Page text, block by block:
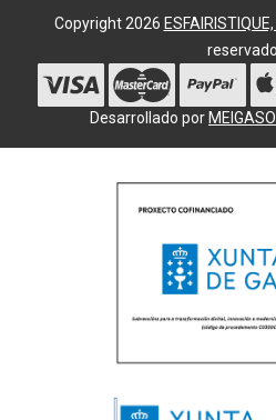
Copyright 2026 ESFAIRISTIQUE,
Desarrollado por